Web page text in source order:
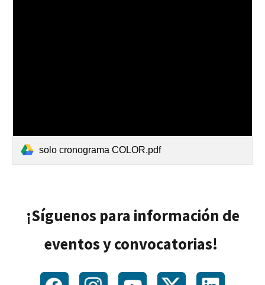
solo cronograma COLOR.pdf
¡Síguenos para información de
eventos y convocatorias!